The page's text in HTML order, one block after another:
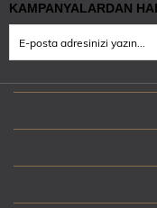
KAMPANYALARDAN